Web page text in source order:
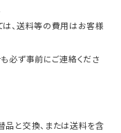
、送料等の費用はお客様
必ず事前にご連絡くださ
と交換、または送料を含